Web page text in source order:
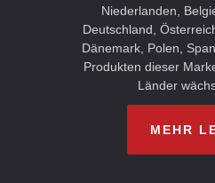
Niederlanden,
Deutschland,
Dänemark, Polen,
Produkten dieser
Länder
MEHR